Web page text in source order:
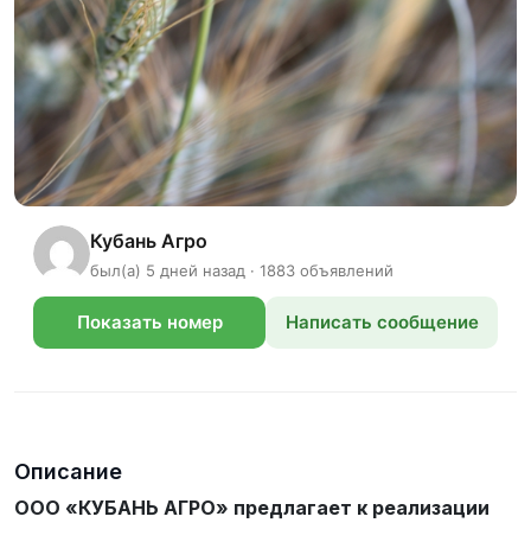
Кубань Агро
был(а) 5 дней назад · 1883 объявлений
Показать номер Написать сообщение
Описание
ООО «КУБАНЬ АГРО» предлагает к реализации